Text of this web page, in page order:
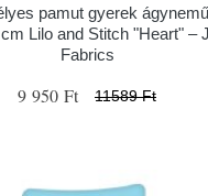
pamut gyerek
Lilo and Stitch "Heart" –
Fabrics
9 950 Ft 11589 Ft